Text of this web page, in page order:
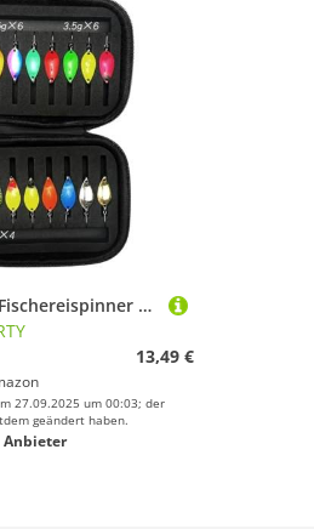
MLWSKERTY Fischereispinner Hartköder Löffel Köder Mit Aufbewahrungstasche Künstliche Köder Spinner Teil Fliegenhaken Pailletten Box Ausrüstung Pailletten Tackle Storage Fly Lure wasserdichte Behälter
13,49 €
27.09.2025 um 00:03; der
geändert haben.
Anbieter